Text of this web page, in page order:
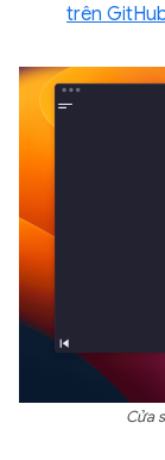
trên
Cửa